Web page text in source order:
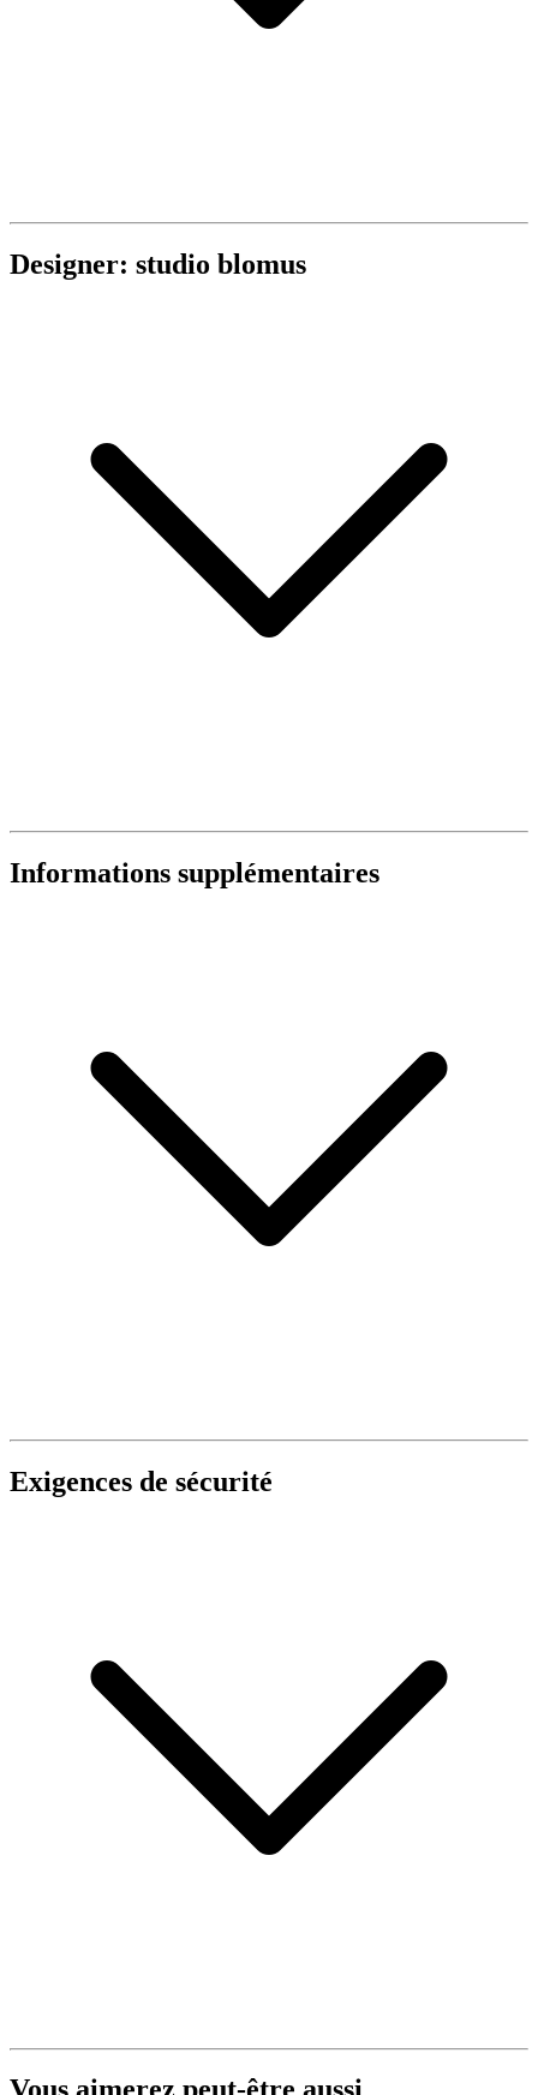
Designer: studio blomus
Informations supplémentaires
Exigences de sécurité